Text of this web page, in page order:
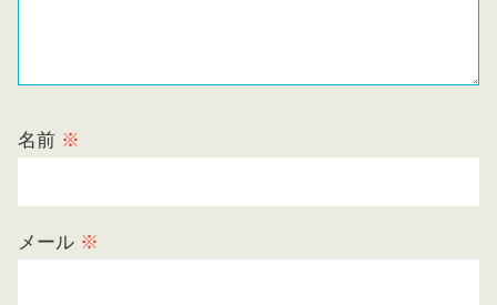
名前 ※
メール ※